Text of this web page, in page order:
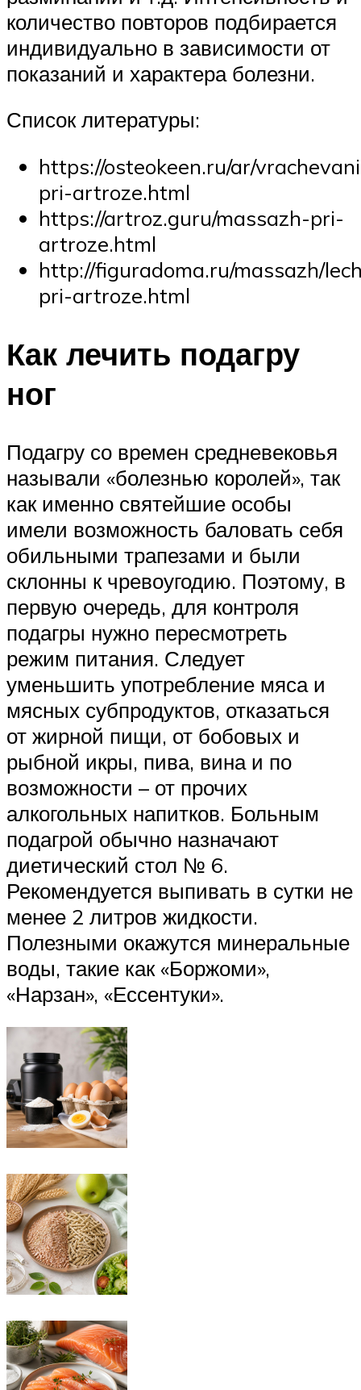
количество повторов подбирается
индивидуально в зависимости от
показаний и характера болезни.
Список литературы:
https://osteokeen.ru/ar/
pri-artroze.html
https://artroz.guru/massazh-pri-
artroze.html
http://figuradoma.ru/massazh/
pri-artroze.html
Как лечить подагру
ног
Подагру со времен средневековья
называли «болезнью королей», так
как именно святейшие особы
имели возможность баловать себя
обильными трапезами и были
склонны к чревоугодию. Поэтому, в
первую очередь, для контроля
подагры нужно пересмотреть
режим питания. Следует
уменьшить употребление мяса и
мясных субпродуктов, отказаться
от жирной пищи, от бобовых и
рыбной икры, пива, вина и по
возможности – от прочих
алкогольных напитков. Больным
подагрой обычно назначают
диетический стол № 6.
Рекомендуется выпивать в сутки не
менее 2 литров жидкости.
Полезными окажутся минеральные
воды, такие как «Боржоми»,
«Нарзан», «Ессентуки».